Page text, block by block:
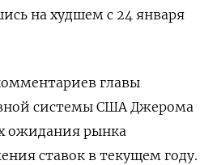
на худшем с 24 января
главы
системы США Джерома
ожидания рынка
ставок в текущем году.